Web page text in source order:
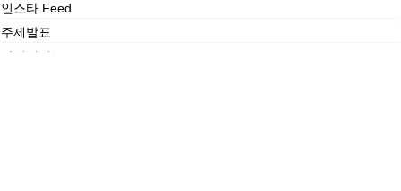
인스타 Feed
주제발표
미대입시뉴스